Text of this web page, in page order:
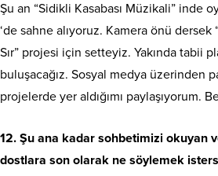
Şu an “Sidikli Kasabası Müzikali” inde
‘de sahne alıyoruz. Kamera önü dersek
Sır” projesi için setteyiz. Yakında tabii
buluşacağız. Sosyal medya üzerinden
projelerde yer aldığımı paylaşıyorum.
12. Şu ana kadar sohbetimizi okuyan
dostlara son olarak ne söylemek